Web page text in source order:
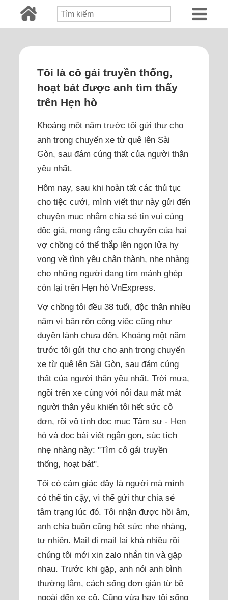
Tôi là cô gái truyền thống,
hoạt bát được anh tìm thấy
trên Hẹn hò
Khoảng một năm trước tôi gửi thư cho
anh trong chuyến xe từ quê lên Sài
Gòn, sau đám cúng thất của người thân
yêu nhất.
Hôm nay, sau khi hoàn tất các thủ tục
cho tiệc cưới, mình viết thư này gửi đến
chuyên mục nhằm chia sẻ tin vui cùng
độc giả, mong rằng câu chuyện của hai
vợ chồng có thể thắp lên ngọn lửa hy
vọng về tình yêu chân thành, nhẹ nhàng
cho những người đang tìm mảnh ghép
còn lại trên Hẹn hò VnExpress.
Vợ chồng tôi đều 38 tuổi, độc thân nhiều
năm vì bận rộn công việc cũng như
duyên lành chưa đến. Khoảng một năm
trước tôi gửi thư cho anh trong chuyến
xe từ quê lên Sài Gòn, sau đám cúng
thất của người thân yêu nhất. Trời mưa,
ngồi trên xe cùng với nỗi đau mất mát
người thân yêu khiến tôi hết sức cô
đơn, rồi vô tình đọc mục Tâm sự - Hẹn
hò và đọc bài viết ngắn gọn, súc tích
nhẹ nhàng này: "Tìm cô gái truyền
thống, hoạt bát".
Tôi có cảm giác đây là người mà mình
có thể tin cậy, vì thế gửi thư chia sẻ
tâm trạng lúc đó. Tôi nhận được hồi âm,
anh chia buồn cũng hết sức nhẹ nhàng,
tự nhiên. Mail đi mail lại khá nhiều rồi
chúng tôi mới xin zalo nhắn tin và gặp
nhau. Trước khi gặp, anh nói anh bình
thường lắm, cách sống đơn giản từ bề
ngoài đến xe cộ. Cũng vừa hay tôi sống